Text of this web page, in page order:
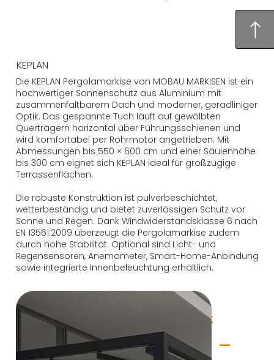
KEPLAN
Die KEPLAN Pergolamarkise von MOBAU MARKISEN ist ein
hochwertiger Sonnenschutz aus Aluminium mit
zusammenfaltbarem Dach und moderner, geradliniger
Optik. Das gespannte Tuch läuft auf gewölbten
Querträgern horizontal über Führungsschienen und
wird komfortabel per Rohrmotor angetrieben. Mit
Abmessungen bis 550 × 600 cm und einer Säulenhöhe
bis 300 cm eignet sich KEPLAN ideal für großzügige
Terrassenflächen.
Die robuste Konstruktion ist pulverbeschichtet,
wetterbeständig und bietet zuverlässigen Schutz vor
Sonne und Regen. Dank Windwiderstandsklasse 6 nach
EN 13561:2009 überzeugt die Pergolamarkise zudem
durch hohe Stabilität. Optional sind Licht- und
Regensensoren, Anemometer, Smart-Home-Anbindung
sowie integrierte Innenbeleuchtung erhältlich.
KEPLAN &
KEPLAN A –